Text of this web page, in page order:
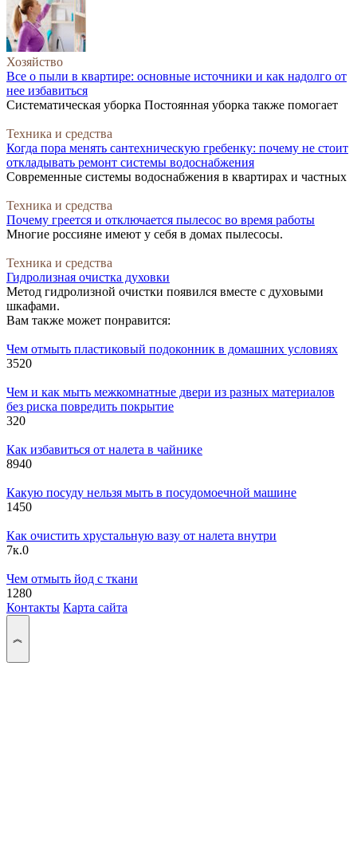
Хозяйство
Все о пыли в квартире: основные источники и как надолго от
нее избавиться
Систематическая уборка Постоянная уборка также помогает
Техника и средства
Когда пора менять сантехническую гребенку: почему не стоит
откладывать ремонт системы водоснабжения
Современные системы водоснабжения в квартирах и частных
Техника и средства
Почему греется и отключается пылесос во время работы
Многие россияне имеют у себя в домах пылесосы.
Техника и средства
Гидролизная очистка духовки
Метод гидролизной очистки появился вместе с духовыми
шкафами.
Вам также может понравится:
Чем отмыть пластиковый подоконник в домашних условиях
3520
Чем и как мыть межкомнатные двери из разных материалов
без риска повредить покрытие
320
Как избавиться от налета в чайнике
8940
Какую посуду нельзя мыть в посудомоечной машине
1450
Как очистить хрустальную вазу от налета внутри
7к.0
Чем отмыть йод с ткани
1280
Контакты Карта сайта